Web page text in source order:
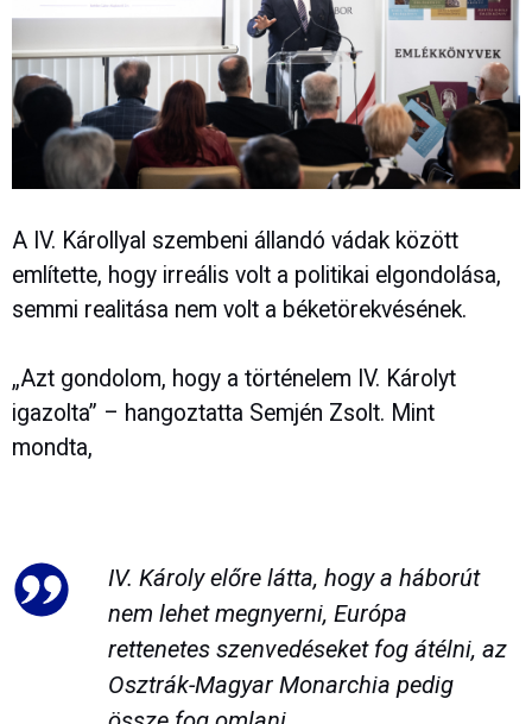
A IV. Károllyal szembeni állandó vádak között
említette, hogy irreális volt a politikai elgondolása,
semmi realitása nem volt a béketörekvésének.
„Azt gondolom, hogy a történelem IV. Károlyt
igazolta” – hangoztatta Semjén Zsolt. Mint
mondta,
IV. Károly előre látta, hogy a háborút
nem lehet megnyerni, Európa
rettenetes szenvedéseket fog átélni, az
Osztrák-Magyar Monarchia pedig